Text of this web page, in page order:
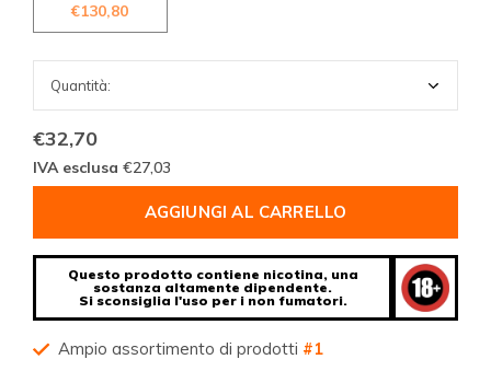
€130,80
€32,70
IVA esclusa €27,03
AGGIUNGI AL CARRELLO
Questo prodotto contiene nicotina, una
sostanza altamente dipendente.
Si sconsiglia l'uso per i non fumatori.
Ampio assortimento di prodotti #1